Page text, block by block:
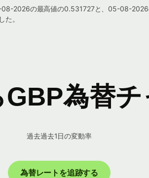
2026の最高値の0.531727と、05-08-
。
為替チ
過去過去1日の変動率
為替レートを追跡する